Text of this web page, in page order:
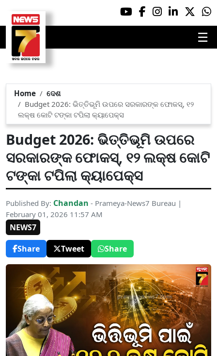
☰
Home
ଦେଶ
Budget 2026: ଭିତ୍ତିଭୂମି ଉପରେ ସରକାରଙ୍କ ଫୋକସ୍, ୧୨
ଲକ୍ଷ କୋଟି ଟଙ୍କା ଟପିଲା କ୍ୟାପେକ୍ସ
Budget 2026: ଭିତ୍ତିଭୂମି ଉପରେ
ସରକାରଙ୍କ ଫୋକସ୍, ୧୨ ଲକ୍ଷ କୋଟି
ଟଙ୍କା ଟପିଲା କ୍ୟାପେକ୍ସ
Published By: Chandan - Prameya-News7 Bureau |
February 01, 2026 11:57 AM
NEWS7
Share
Tweet Share